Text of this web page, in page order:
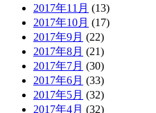
2017年11月 (13)
2017年10月 (17)
2017年9月 (22)
2017年8月 (21)
2017年7月 (30)
2017年6月 (33)
2017年5月 (32)
2017年4月 (32)